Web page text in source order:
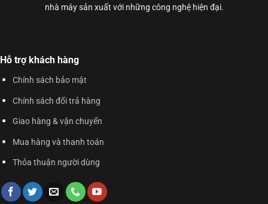
nhà máy sản xuất với những công nghệ hiện đại.
Hỗ trợ khách hàng
Chính sách bảo mật
Chính sách đổi trả hàng
Giao hàng & vận chuyển
Mua hàng và thanh toán
Thỏa thuận người dùng